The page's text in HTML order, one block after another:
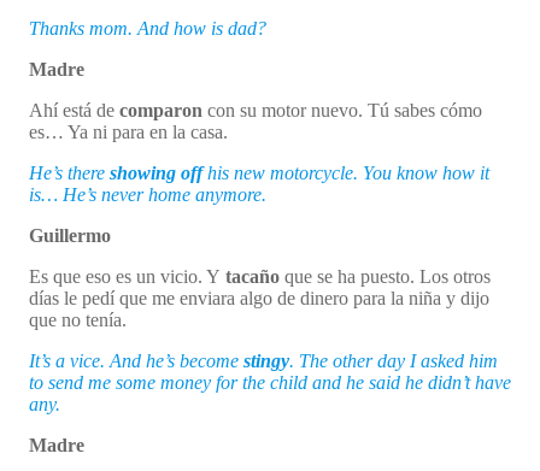
Thanks mom. And how is dad?
Madre
Ahí está de comparon con su motor nuevo. Tú sabes cómo
es… Ya ni para en la casa.
He’s there showing offhis new motorcycle. You know how it
is… He’s never home anymore.
Guillermo
Es que eso es un vicio. Y tacaño que se ha puesto. Los otros
días le pedí que me enviara algo de dinero para la niña y dijo
que no tenía.
It’s a vice. And he’s become stingy. The other day I asked him
to send me some money for the child and he said he didn’t have
any.
Madre